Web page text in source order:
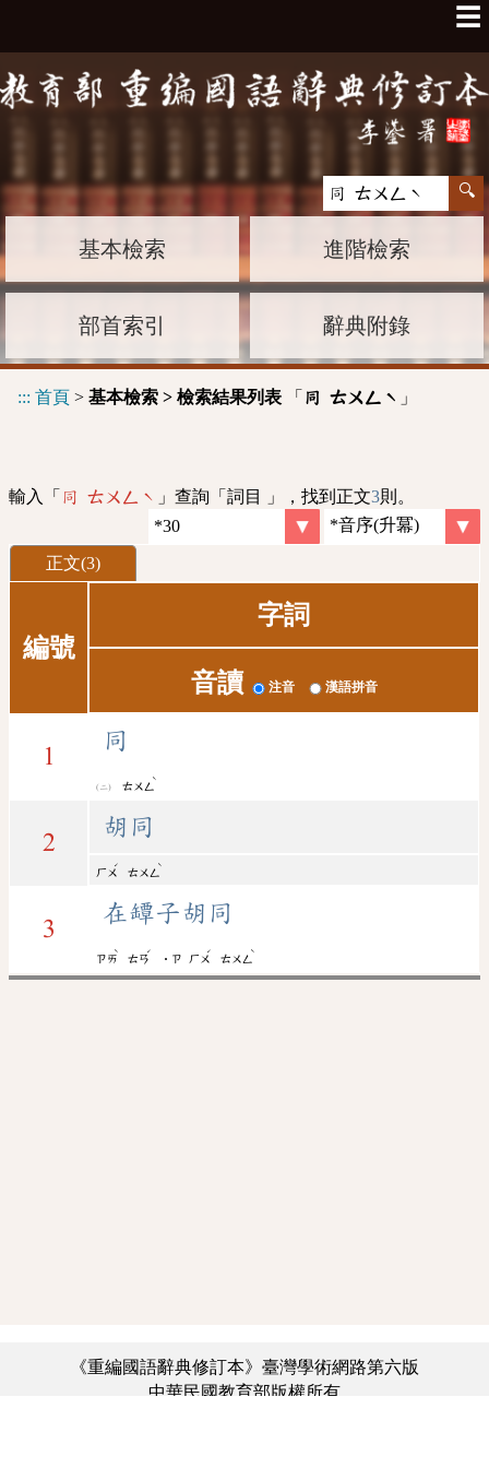
☰
基本檢索 進階檢索
部首索引 辭典附錄
::: 首頁 > 基本檢索 > 檢索結果列表 「 同 ㄊㄨㄥˋ 」
輸入「 同 ㄊㄨㄥˋ 」查詢「詞目 」，找到正文3則。
正文(3)
編號
字詞
音讀 注音 漢語拼音
1
同
ㄊㄨㄥ
ˋ
2
胡同
ㄏㄨ
ˊ
ㄊㄨㄥ
ˋ
3
在罈子胡同
ㄗㄞ
ˋ
ㄊㄢ
ˊ
˙ㄗ ㄏㄨ
ˊ
ㄊㄨㄥ
ˋ
《重編國語辭典修訂本》臺灣學術網路第六版
中華民國教育部版權所有